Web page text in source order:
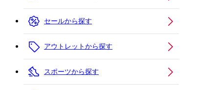
セールから探す
アウトレットから探す
スポーツから探す